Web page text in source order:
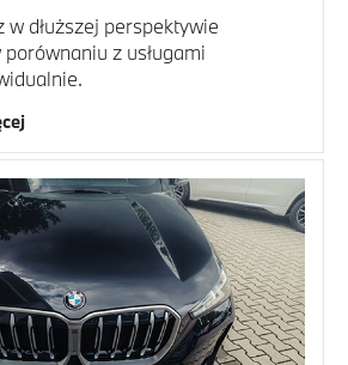
w dłuższej perspektywie
z usługami